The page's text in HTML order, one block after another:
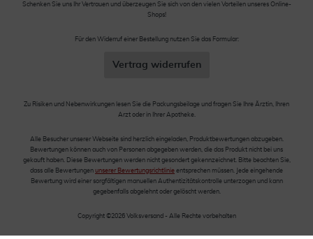
Schenken Sie uns Ihr Vertrauen und überzeugen Sie sich von den vielen Vorteilen unseres Online-
Shops!
Für den Widerruf einer Bestellung nutzen Sie das Formular:
Vertrag widerrufen
Zu Risiken und Nebenwirkungen lesen Sie die Packungsbeilage und fragen Sie Ihre Ärztin, Ihren
Arzt oder in Ihrer Apotheke.
Alle Besucher unserer Webseite sind herzlich eingeladen, Produktbewertungen abzugeben.
Bewertungen können auch von Personen abgegeben werden, die das Produkt nicht bei uns
gekauft haben. Diese Bewertungen werden nicht gesondert gekennzeichnet. Bitte beachten Sie,
dass alle Bewertungen unserer Bewertungsrichtlinie entsprechen müssen. Jede eingehende
Bewertung wird einer sorgfältigen manuellen Authentizitätskontrolle unterzogen und kann
gegebenfalls abgelehnt oder gelöscht werden.
Copyright ©2026 Volksversand - Alle Rechte vorbehalten